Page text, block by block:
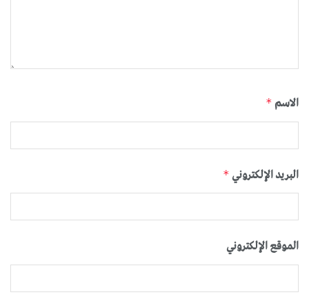
الاسم *
البريد الإلكتروني *
الموقع الإلكتروني